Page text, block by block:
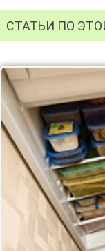
СТАТЬИ ПО